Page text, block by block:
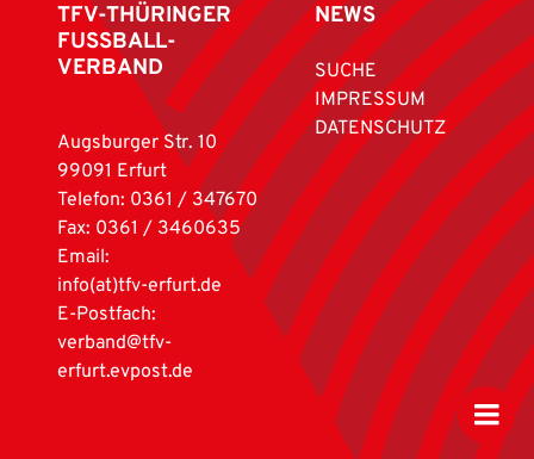
TFV-THÜRINGER
FUSSBALL-
VERBAND
Augsburger Str. 10
99091 Erfurt
Telefon: 0361 / 347670
Fax: 0361 / 3460635
Email:
info(at)tfv-erfurt.de
E-Postfach:
verband@tfv-
erfurt.evpost.de
NEWS
SUCHE
IMPRESSUM
DATENSCHUTZ